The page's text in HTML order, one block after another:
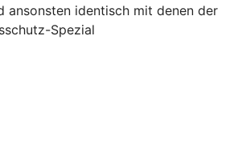
ansonsten identisch mit denen der
Spezial